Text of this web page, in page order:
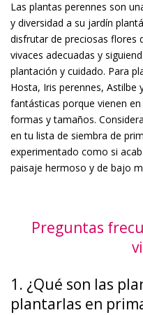
Las plantas perennes son
y diversidad a su jardín
disfrutar de preciosas flores
vivaces adecuadas y
plantación y cuidado. Para
Hosta, Iris perennes, Astilbe
fantásticas porque vienen
formas y tamaños.
en tu lista de siembra de
experimentado como si
paisaje hermoso y de bajo
Preguntas
1. ¿Qué son las
plantarlas en